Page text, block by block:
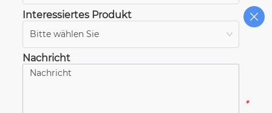
Interessiertes Produkt
Bitte wählen Sie
Nachricht
*